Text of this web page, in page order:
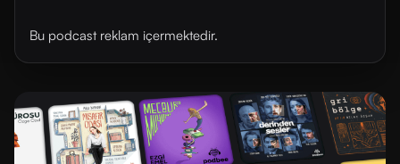
Bu podcast reklam içermektedir.